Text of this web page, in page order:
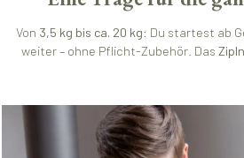
Von 3,5 kg bis ca. 20 kg: Du startest ab
weiter – ohne Pflicht-Zubehör. Das